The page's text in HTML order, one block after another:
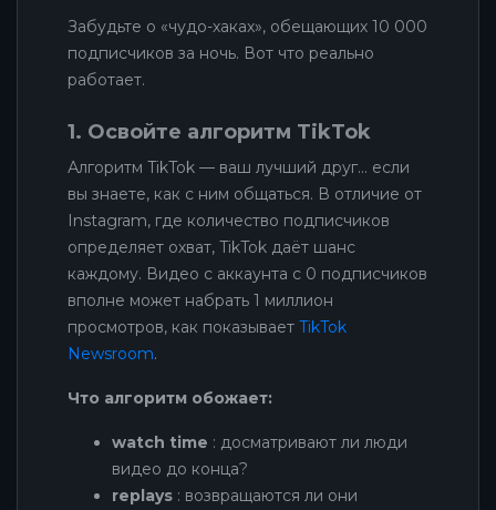
Забудьте о «чудо-хаках», обещающих 10 000
подписчиков за ночь. Вот что реально
работает.
1. Освойте алгоритм TikTok
Алгоритм TikTok — ваш лучший друг... если
вы знаете, как с ним общаться. В отличие от
Instagram, где количество подписчиков
определяет охват, TikTok даёт шанс
каждому. Видео с аккаунта с 0 подписчиков
вполне может набрать 1 миллион
просмотров, как показывает TikTok
Newsroom.
Что алгоритм обожает:
watch time : досматривают ли люди
видео до конца?
replays : возвращаются ли они